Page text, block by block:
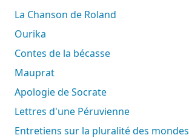
La Chanson de Roland
Ourika
Contes de la bécasse
Mauprat
Apologie de Socrate
Lettres d'une Péruvienne
Entretiens sur la pluralité des mondes